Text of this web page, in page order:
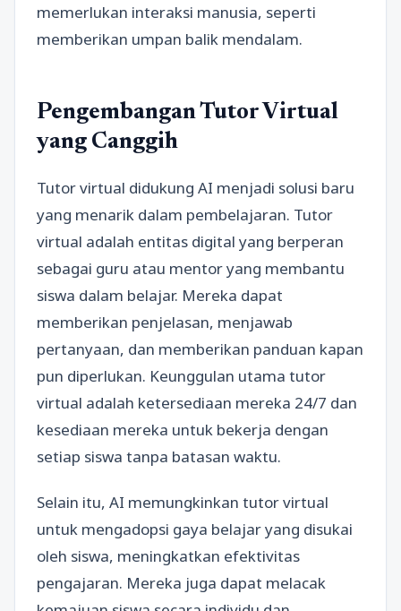
memerlukan interaksi manusia, seperti
memberikan umpan balik mendalam.
Pengembangan Tutor Virtual
yang Canggih
Tutor virtual didukung AI menjadi solusi baru
yang menarik dalam pembelajaran. Tutor
virtual adalah entitas digital yang berperan
sebagai guru atau mentor yang membantu
siswa dalam belajar. Mereka dapat
memberikan penjelasan, menjawab
pertanyaan, dan memberikan panduan kapan
pun diperlukan. Keunggulan utama tutor
virtual adalah ketersediaan mereka 24/7 dan
kesediaan mereka untuk bekerja dengan
setiap siswa tanpa batasan waktu.
Selain itu, AI memungkinkan tutor virtual
untuk mengadopsi gaya belajar yang disukai
oleh siswa, meningkatkan efektivitas
pengajaran. Mereka juga dapat melacak